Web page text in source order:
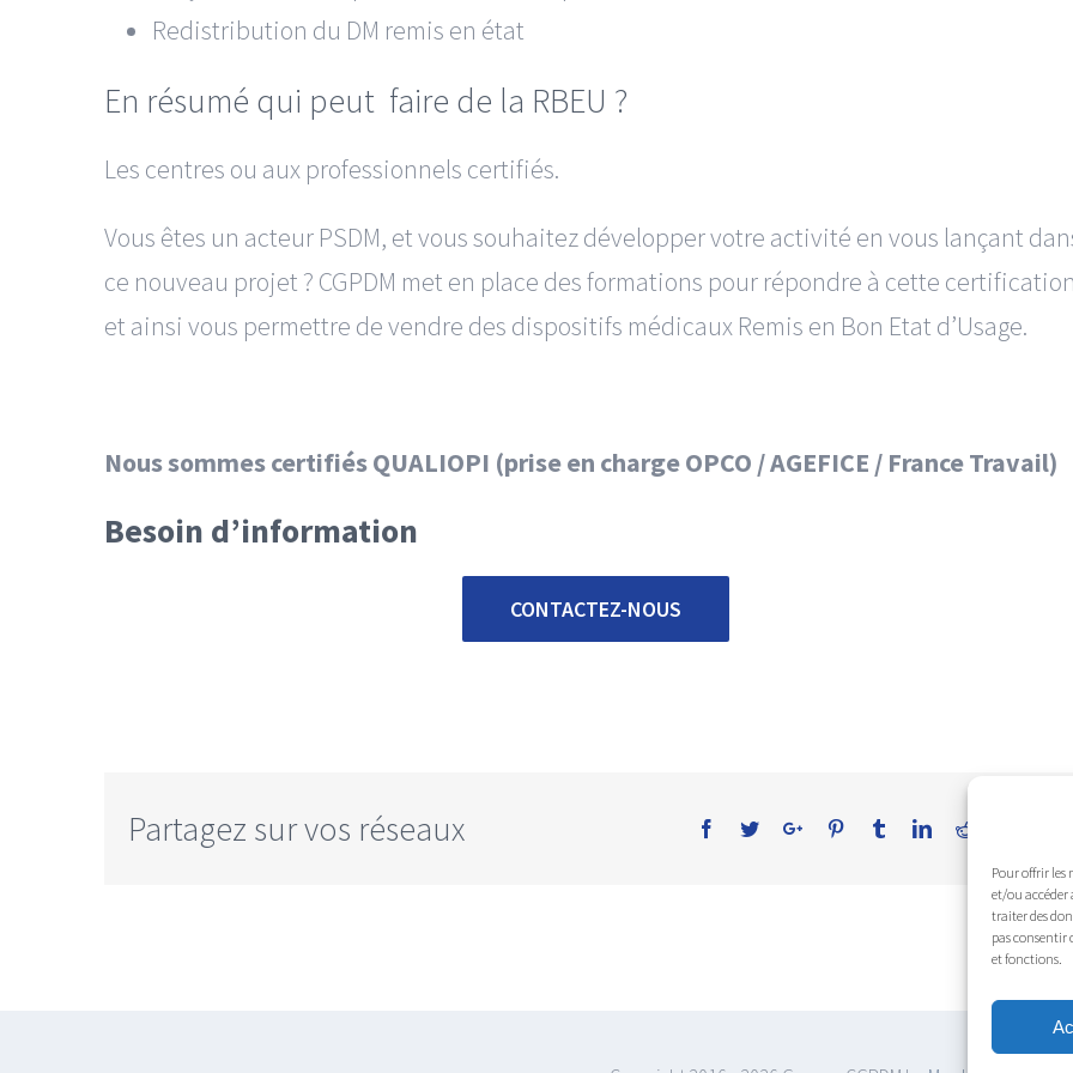
Pour offrir les
et/ou accéder
traiter des
pas consentir
et fonctions.
Redistribution du DM remis en état
En résumé qui peut faire de la RBEU ?
Les centres ou aux professionnels certifiés.
Vous êtes un acteur PSDM, et vous souhaitez développer votre activité en vous lançant
ce nouveau projet ? CGPDM met en place des formations pour répondre à cette
et ainsi vous permettre de vendre des dispositifs médicaux Remis en Bon Etat d’Usage.
Nous sommes certifiés QUALIOPI (prise en charge OPCO / AGEFICE / France Travail)
Besoin d’information
CONTACTEZ-NOUS
Partagez sur vos réseaux